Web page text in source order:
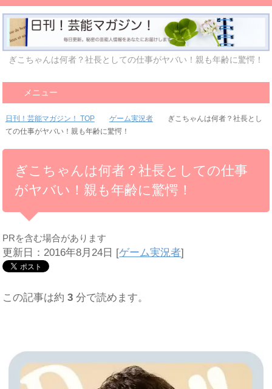
ぎこちゃんは何者？社長としての仕事がヤバい！親も年齢に驚愕！
メニュー
日刊！芸能マガジン！ TOP ゲーム実況者
ぎこちゃんは何者？社長とし
ての仕事がヤバい！親も年齢に驚愕！
ぎこちゃんは何者？社長としての仕事
がヤバい！親も年齢に驚愕！
PRを含む場合があります
更新日：2016年8月24日 [ゲーム実況者]
この記事は約3 分で読めます。